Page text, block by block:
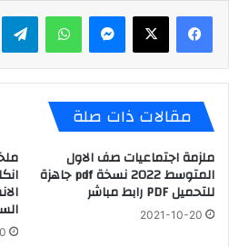
ماسنجر واتساب
مقالات ذات صلة
ملزمة اجتماعيات صف الاول
المتوسط 2022 نسخة pdf جاهزة
للتحميل PDF رابط مباشر
2021-10-20